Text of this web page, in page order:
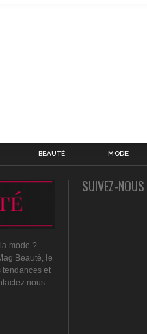
BEAUTÉ MODE
mode ?
Beauté, le
tendances et
nous:
SUIVEZ-